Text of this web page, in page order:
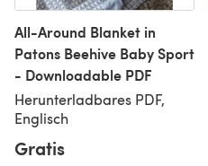
All-Around Blanket in
Patons Beehive Baby Sport
- Downloadable PDF
Herunterladbares PDF,
Englisch
Gratis